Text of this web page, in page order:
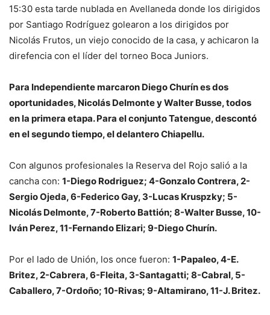
15:30 esta tarde nublada en Avellaneda donde los dirigidos
por Santiago Rodríguez golearon a los dirigidos por
Nicolás Frutos, un viejo conocido de la casa, y achicaron la
direfencia con el líder del torneo Boca Juniors.
Para Independiente marcaron Diego Churín es dos
oportunidades, Nicolás Delmonte y Walter Busse, todos
en la primera etapa. Para el conjunto Tatengue, descontó
en el segundo tiempo, el delantero Chiapellu.
Con algunos profesionales la Reserva del Rojo salió a la
cancha con: 1-Diego Rodriguez; 4-Gonzalo Contrera, 2-
Sergio Ojeda, 6-Federico Gay, 3-Lucas Kruspzky; 5-
Nicolás Delmonte, 7-Roberto Battión; 8-Walter Busse, 10-
Iván Perez, 11-Fernando Elizari; 9-Diego Churín.
Por el lado de Unión, los once fueron: 1-Papaleo, 4-E.
Britez, 2-Cabrera, 6-Fleita, 3-Santagatti; 8-Cabral, 5-
Caballero, 7-Ordoño; 10-Rivas; 9-Altamirano, 11-J. Britez.